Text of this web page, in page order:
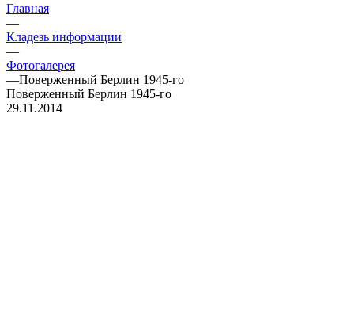
Главная
—
Кладезь информации
—
Фотогалерея
—Поверженный Берлин 1945-го
Поверженный Берлин 1945-го
29.11.2014